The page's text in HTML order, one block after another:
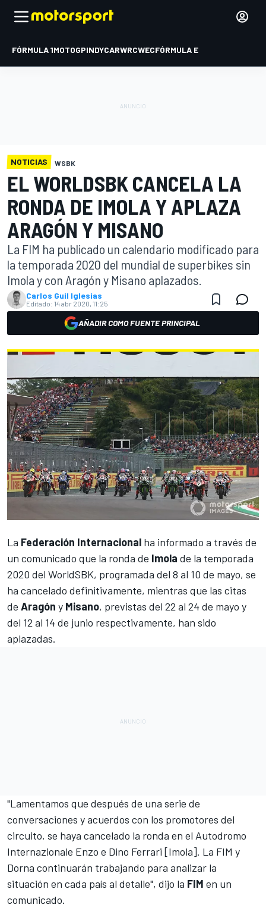
FÓRMULA 1MOTOGPINDYCARWRCWECFÓRMULA E
NOTICIAS WSBK
EL WORLDSBK CANCELA LA
RONDA DE IMOLA Y APLAZA
ARAGÓN Y MISANO
La FIM ha publicado un calendario modificado para
la temporada 2020 del mundial de superbikes sin
Imola y con Aragón y Misano aplazados.
Carlos Guil Iglesias
Editado: 14 abr 2020, 11:25
AÑADIR COMO FUENTE PRINCIPAL
La Federación Internacional ha informado a través de
un comunicado que la ronda de Imola de la temporada
2020 del WorldSBK, programada del 8 al 10 de mayo, se
ha cancelado definitivamente, mientras que las citas
de Aragón y Misano, previstas del 22 al 24 de mayo y
del 12 al 14 de junio respectivamente, han sido
aplazadas.
"Lamentamos que después de una serie de
conversaciones y acuerdos con los promotores del
circuito, se haya cancelado la ronda en el Autodromo
Internazionale Enzo e Dino Ferrari [Imola]. La FIM y
Dorna continuarán trabajando para analizar la
situación en cada país al detalle", dijo la FIM en un
comunicado.